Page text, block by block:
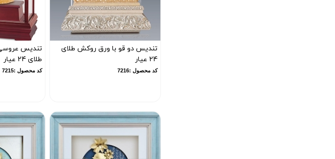
تندیس دو قو با ورق روکش طلای
24 عیار
کد محصول :7216
تندیس
طلای 24 عیار
کد محصول :7215